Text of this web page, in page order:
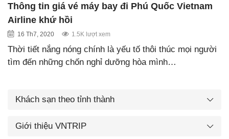
Thông tin giá vé máy bay đi Phú Quốc Vietnam
Airline khứ hồi
16 Th7, 2020 1.5K lượt xem
Thời tiết nắng nóng chính là yếu tố thôi thúc mọi người
tìm đến những chốn nghỉ dưỡng hòa mình…
Khách sạn theo tỉnh thành
Giới thiệu VNTRIP